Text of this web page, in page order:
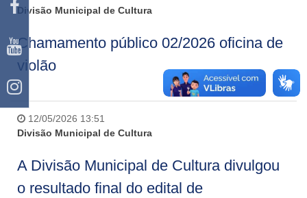
Divisão Municipal de Cultura
Chamamento público 02/2026 oficina de
violão
12/05/2026 13:51
Divisão Municipal de Cultura
A Divisão Municipal de Cultura divulgou
o resultado final do edital de